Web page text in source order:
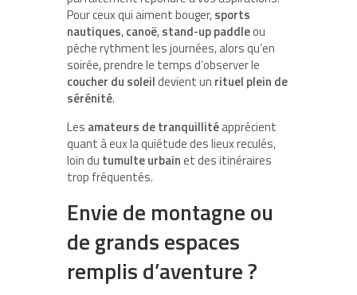
Pour ceux qui aiment bouger,sports
nautiques,canoë,stand-up paddleou
pêche rythment les journées, alors qu’en
soirée, prendre le temps d’observer le
coucher du soleildevient un rituel plein de
sérénité.
Les amateurs de tranquillitéapprécient
quant à eux la quiétude des lieux reculés,
loin du tumulte urbainet des itinéraires
trop fréquentés.
Envie de montagne ou
de grands espaces
remplis d’aventure ?